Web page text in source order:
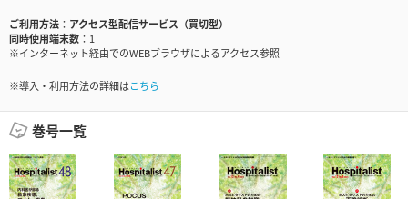
ご利用方法
アクセス型配信サービス（買切型）
同時使用端末数
1
※インターネット経由でのWEBブラウザによるアクセス参照
※導入・利用方法の詳細はこちら
巻号一覧